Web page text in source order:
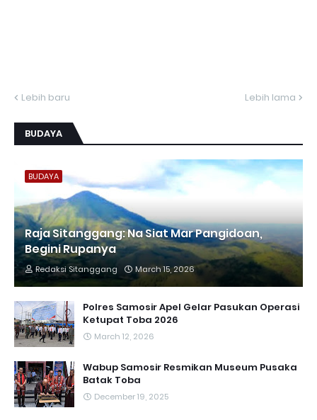
Lebih baru Lebih lama
BUDAYA
BUDAYA
Raja Sitanggang: Na Siat Mar Pangidoan,
Begini Rupanya
Redaksi Sitanggang March 15, 2026
Polres Samosir Apel Gelar Pasukan Operasi
Ketupat Toba 2026
March 12, 2026
Wabup Samosir Resmikan Museum Pusaka
Batak Toba
December 19, 2025